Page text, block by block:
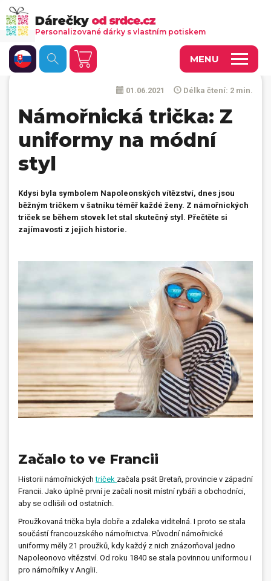
MENU
Kalendáře s vlastními fotkami
Trička a oděvy
Personalizované hry
Hrnečky a keramika
Doplňky do kanceláře, domácnosti, auta
PO-PÁ 8:00 - 16:00 napíšte nám
eshop@faxcopy.cz
Produkty
Novinky Blog
Kontakty
Personalizované dárky s vlastním potiskem
01.06.2021 Délka čtení: 2 min.
Námořnická trička: Z
uniformy na módní
styl
Kdysi byla symbolem Napoleonských vítězství, dnes jsou
běžným tričkem v šatníku téměř každé ženy. Z námořnických
triček se během stovek let stal skutečný styl. Přečtěte si
zajímavosti z jejich historie.
Začalo to ve Francii
Historii námořnickýchtriček začala psát Bretaň, provincie v západní
Francii. Jako úplně první je začali nosit místní rybáři a obchodníci,
aby se odlišili od ostatních.
Proužkovaná trička byla dobře a zdaleka viditelná. I proto se stala
součástí francouzského námořnictva. Původní námořnické
uniformy měly 21 proužků, kdy každý z nich znázorňoval jedno
Napoleonovo vítězství. Od roku 1840 se stala povinnou uniformou i
pro námořníky v Anglii.